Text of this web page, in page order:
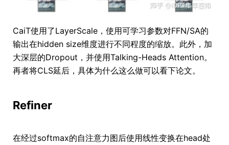
CaiT使用了LayerScale，使用可学习参数对FFN/SA的
输出在hidden size维度进行不同程度的缩放。此外，加
大深层的Dropout，并使用Talking-Heads Attention。
再者将CLS延后，具体为什么这么做可以看下论文。
Refiner
在经过softmax的自注意力图后使用线性变换在head处